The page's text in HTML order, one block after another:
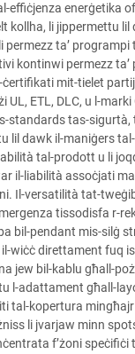
effiċjenza enerġetika
kollha, li jippermettu lil
permezz ta’ programpi
kontinwi permezz ta’
mit-tielet
ETL, DLC, u l-marki
standards tas-sigurtà,
lil dawk il-maniġers
tal-prodott u li
il-liabilità assoċjati
Il-versatilità tat-
tissodisfa r-
bil-pendant mis-silġ
wiċċ direttament fuq
jew bil-kablu għall-
l-adattament għall-
tal-kopertura
li jvarjaw minn
f’żoni speċifiċi